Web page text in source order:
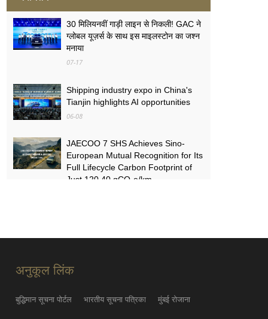
30 मिलियनवीं गाड़ी लाइन से निकली! GAC ने
ग्लोबल यूज़र्स के साथ इस माइलस्टोन का जश्न
मनाया
07-17
Shipping industry expo in China's
Tianjin highlights AI opportunities
06-08
JAECOO 7 SHS Achieves Sino-
European Mutual Recognition for Its
Full Lifecycle Carbon Footprint of
Just 120.40 gCO₂e/km
05-21
अनुकूल लिंक
बुद्धिमान सूचना पोर्टल भारतीय सूचना पत्रिका मुंबई रोजाना